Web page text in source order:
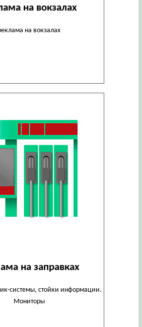
на вокзалах
на вокзалах
на заправках
системы, стойки информации.
Мониторы